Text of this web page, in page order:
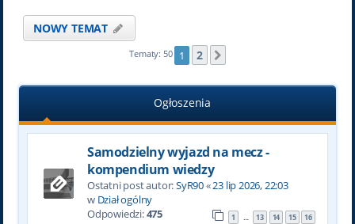
NOWY TEMAT
Tematy: 50 1 2
Ogłoszenia
Samodzielny wyjazd na mecz -
kompendium wiedzy
Ostatni post autor:SyR90«23 lip 2026, 22:03
w Dział ogólny
Odpowiedzi:475 1 … 13 14 15 16